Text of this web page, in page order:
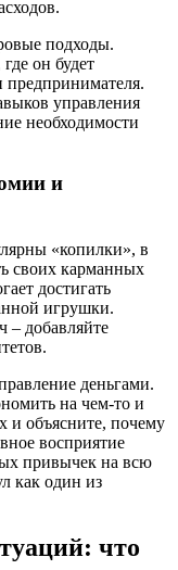
подходы.
он будет
предпринимателя.
управления
необходимости
и
«копилки», в
своих карманных
достигать
игрушки.
– добавляйте
деньгами.
на чем-то и
и объясните, почему
восприятие
привычек на всю
как один из
что